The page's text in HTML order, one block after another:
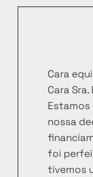
Cara
Cara Sra.
nossa
foi
tivemos